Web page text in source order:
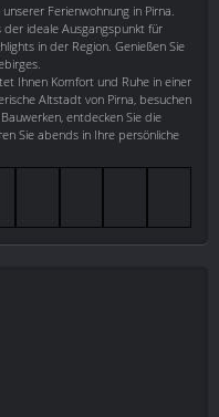
Ferienwohnung in Pirna.
der ideale Ausgangspunkt für
in der Region. Genießen Sie
Ihnen Komfort und Ruhe in einer
Altstadt von Pirna, besuchen
entdecken Sie die
Sie abends in Ihre persönliche